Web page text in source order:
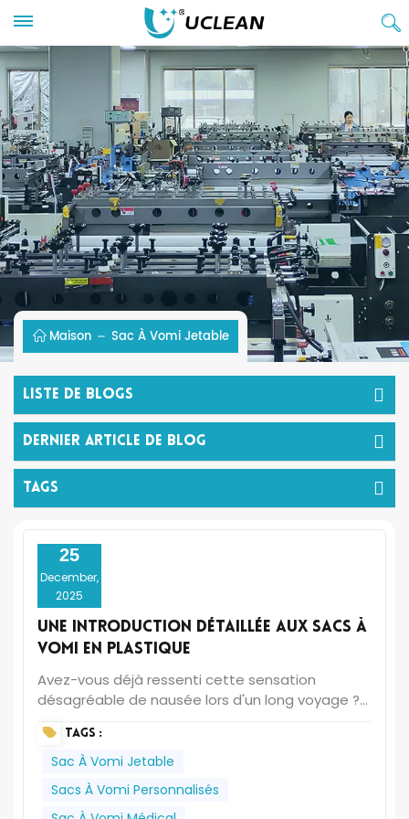
Maison Sac À Vomi Jetable
Liste De Blogs
Dernier Article De Blog
TAGS
25
December,
2025
Une introduction détaillée aux sacs à
vomi en plastique
Avez-vous déjà ressenti cette sensation
désagréable de nausée lors d'un long voyage ?
soudainement sujets au mal des transports en
voiture ? Si oui, vous comprendrez l'importance
d'un système fiable sac à vomi jetable Cela
peut l'être. Aujourd'hui, laissez-nous vous
TAGS :
Sac À Vomi Jetable
Sacs À Vomi Personnalisés